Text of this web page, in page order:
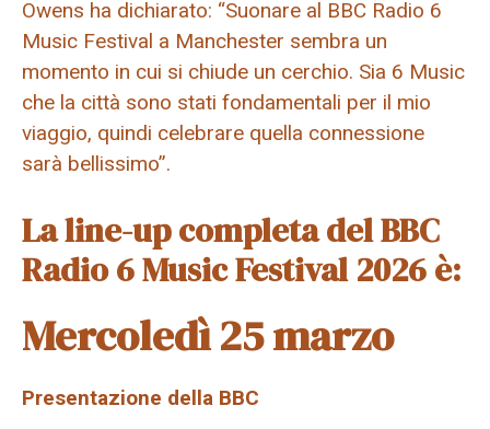
Owens ha dichiarato: “Suonare al BBC Radio 6
Music Festival a Manchester sembra un
momento in cui si chiude un cerchio. Sia 6 Music
che la città sono stati fondamentali per il mio
viaggio, quindi celebrare quella connessione
sarà bellissimo”.
La line-up completa del BBC
Radio 6 Music Festival 2026 è:
Mercoledì 25 marzo
Presentazione della BBC